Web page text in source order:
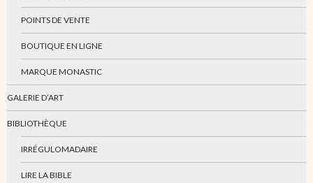
POINTS DE VENTE
BOUTIQUE EN LIGNE
MARQUE MONASTIC
GALERIE D’ART
BIBLIOTHÈQUE
IRRÉGULOMADAIRE
LIRE LA BIBLE